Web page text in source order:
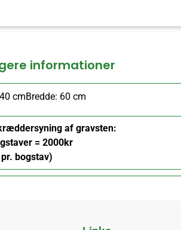
informationer
cmBredde: 60 cm
af gravsten:
= 2000kr
bogstav)